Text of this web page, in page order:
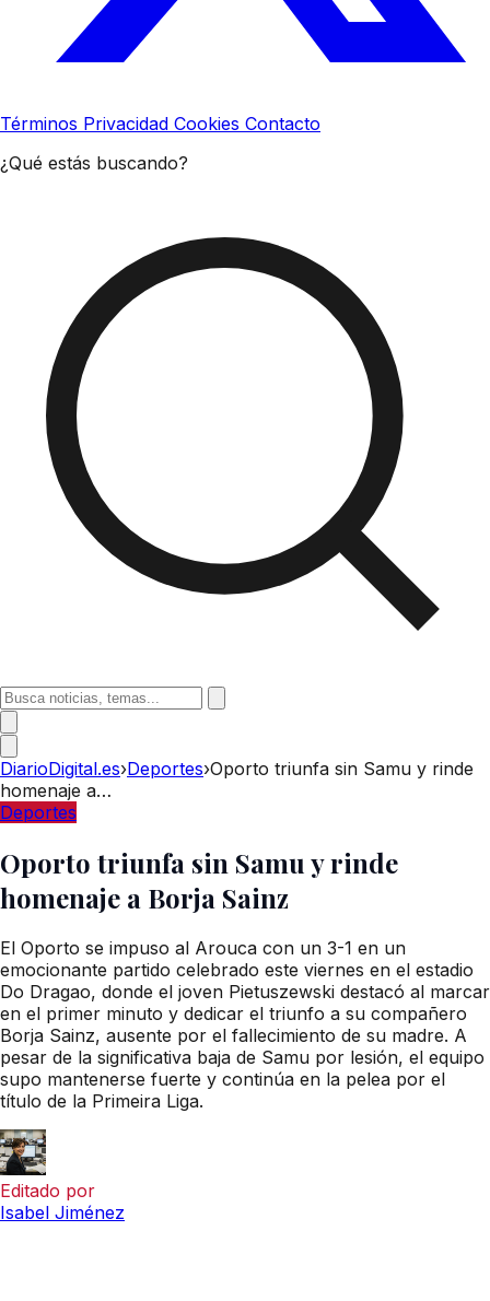
Términos Privacidad Cookies Contacto
¿Qué estás buscando?
DiarioDigital.es›Deportes›Oporto triunfa sin Samu y rinde
homenaje a…
Deportes
Oporto triunfa sin Samu y rinde
homenaje a Borja Sainz
El Oporto se impuso al Arouca con un 3-1 en un
emocionante partido celebrado este viernes en el estadio
Do Dragao, donde el joven Pietuszewski destacó al marcar
en el primer minuto y dedicar el triunfo a su compañero
Borja Sainz, ausente por el fallecimiento de su madre. A
pesar de la significativa baja de Samu por lesión, el equipo
supo mantenerse fuerte y continúa en la pelea por el
título de la Primeira Liga.
Editado por
Isabel Jiménez